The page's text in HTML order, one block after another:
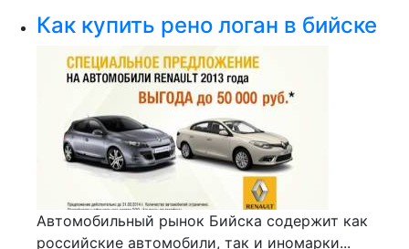
Как купить рено логан в бийске
Автомобильный рынок Бийска содержит как
российские автомобили, так и иномарки...